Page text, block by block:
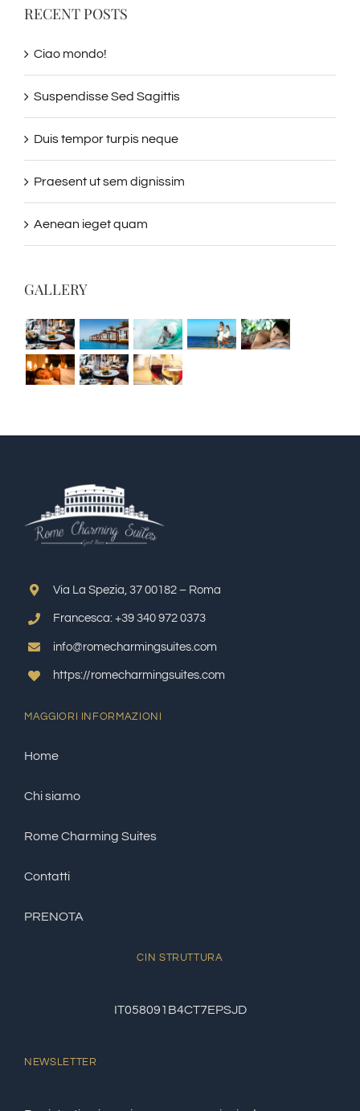
RECENT POSTS
Ciao mondo!
Suspendisse Sed Sagittis
Duis tempor turpis neque
Praesent ut sem dignissim
Aenean ieget quam
GALLERY
Via La Spezia, 37 00182 – Roma
Francesca: +39 340 972 0373
info@romecharmingsuites.com
https://romecharmingsuites.com
MAGGIORI INFORMAZIONI
Home
Chi siamo
Rome Charming Suites
Contatti
PRENOTA
CIN STRUTTURA
IT058091B4CT7EPSJD
NEWSLETTER